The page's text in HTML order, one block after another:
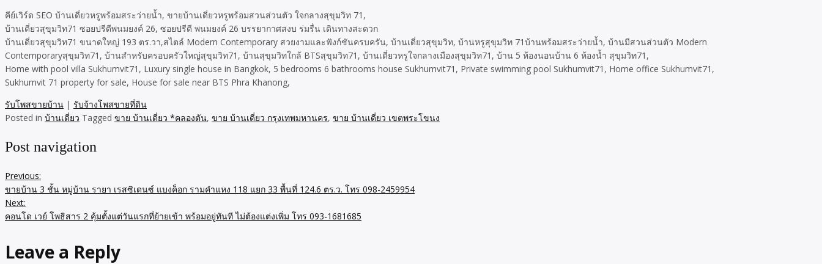
คีย์เวิร์ด SEO บ้านเดี่ยวหรูพร้อมสระว่ายน้ำ, ขายบ้านเดี่ยวหรูพร้อมสวนส่วนตัว ใจกลางสุขุมวิท 71,
บ้านเดี่ยวสุขุมวิท71 ซอยปรีดีพนมยงค์ 26, ซอยปรีดี พนมยงค์ 26 บรรยากาศสงบ ร่มรื่น เดินทางสะดวก
บ้านเดี่ยวสุขุมวิท71 ขนาดใหญ่ 193 ตร.วา,สไตล์ Modern Contemporary สวยงามและฟังก์ชันครบครัน, บ้านเดี่ยวสุขุมวิท, บ้านหรูสุขุมวิท 71บ้านพร้อมสระว่ายน้ำ, บ้านมีสวนส่วนตัว Modern
Contemporaryสุขุมวิท71, บ้านสำหรับครอบครัวใหญ่สุขุมวิท71, บ้านสุขุมวิทใกล้ BTSสุขุมวิท71, บ้านเดี่ยวหรูใจกลางเมืองสุขุมวิท71, บ้าน 5 ห้องนอนบ้าน 6 ห้องน้ำ สุขุมวิท71,
Home with pool villa Sukhumvit71, Luxury single house in Bangkok, 5 bedrooms 6 bathrooms house Sukhumvit71, Private swimming pool Sukhumvit71, Home office Sukhumvit71,
Sukhumvit 71 property for sale, House for sale near BTS Phra Khanong,
รับโพสขายบ้าน | รับจ้างโพสขายที่ดิน
Posted in บ้านเดี่ยว Tagged ขาย บ้านเดี่ยว *คลองตัน, ขาย บ้านเดี่ยว กรุงเทพมหานคร, ขาย บ้านเดี่ยว เขตพระโขนง
Post navigation
Previous:
ขายบ้าน 3 ชั้น หมู่บ้าน รายา เรสซิเดนซ์ แบงค็อก รามคำแหง 118 แยก 33 พื้นที่ 124.6 ตร.ว. โทร 098-2459954
Next:
คอนโด เวย์ โพธิสาร 2 คุ้มตั้งแต่วันแรกที่ย้ายเข้า พร้อมอยู่ทันที ไม่ต้องแต่งเพิ่ม โทร 093-1681685
Leave a Reply